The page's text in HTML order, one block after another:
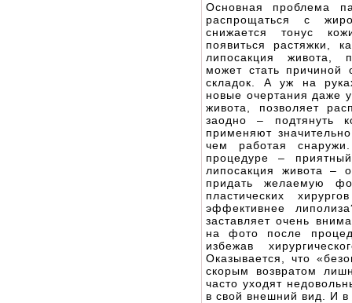
Основная проблема
распрощаться с
снижается тонус
появиться растяжки,
липосакция живота,
может стать причиной
складок. А уж на
новые очертания даже
живота, позволяет
заодно – подтянуть
применяют
чем работая
процедуре –
липосакция живота –
придать желаемую
пластических
эффективнее
заставляет очень
на фото после
избежав
Оказывается, что
скорым возвратом
часто уходят
в свой внешний вид. И в